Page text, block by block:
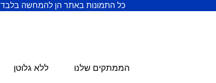
כל התמונות באתר הן להמחשה בלבד
הממתקים שלנו ללא גלוטן